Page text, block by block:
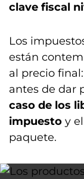
clave fiscal
Los
están
al precio
antes de dar
caso de los
impuesto y
paquete.